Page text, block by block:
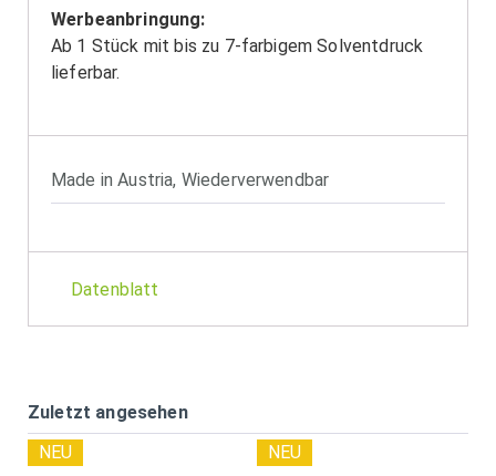
Werbeanbringung:
Ab 1 Stück mit bis zu 7-farbigem Solventdruck
lieferbar.
Made in Austria, Wiederverwendbar
Datenblatt
Zuletzt angesehen
NEU NEU